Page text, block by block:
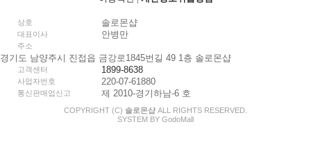
상호 솔로몬샵
대표이사 안병만
주소
경기도 남양주시 진접읍 금강로1845번길 49 1층 솔로몬샵
고객센터 1899-8638
사업자번호 220-07-61880
통신판매업신고 제 2010-경기하남-6 호
COPYRIGHT (C) 솔로몬샵 ALL RIGHTS RESERVED.
SYSTEM BY GodoMall